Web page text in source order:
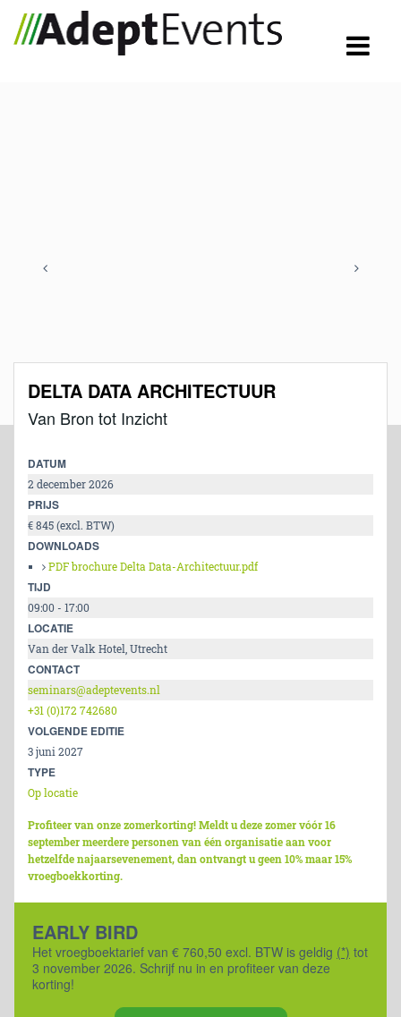
DELTA DATA ARCHITECTUUR
Van Bron tot Inzicht
DATUM
2 december 2026
PRIJS
€ 845 (excl. BTW)
DOWNLOADS
PDF brochure Delta Data-Architectuur.pdf
TIJD
09:00 - 17:00
LOCATIE
Van der Valk Hotel, Utrecht
CONTACT
seminars@adeptevents.nl
+31 (0)172 742680
VOLGENDE EDITIE
3 juni 2027
TYPE
Op locatie
Profiteer van onze zomerkorting! Meldt u deze zomer vóór 16
september meerdere personen van één organisatie aan voor
hetzelfde najaarsevenement, dan ontvangt u geen 10% maar 15%
vroegboekkorting.
EARLY BIRD
Het vroegboektarief van € 760,50 excl. BTW is geldig (*) tot
3 november 2026. Schrijf nu in en profiteer van deze
korting!